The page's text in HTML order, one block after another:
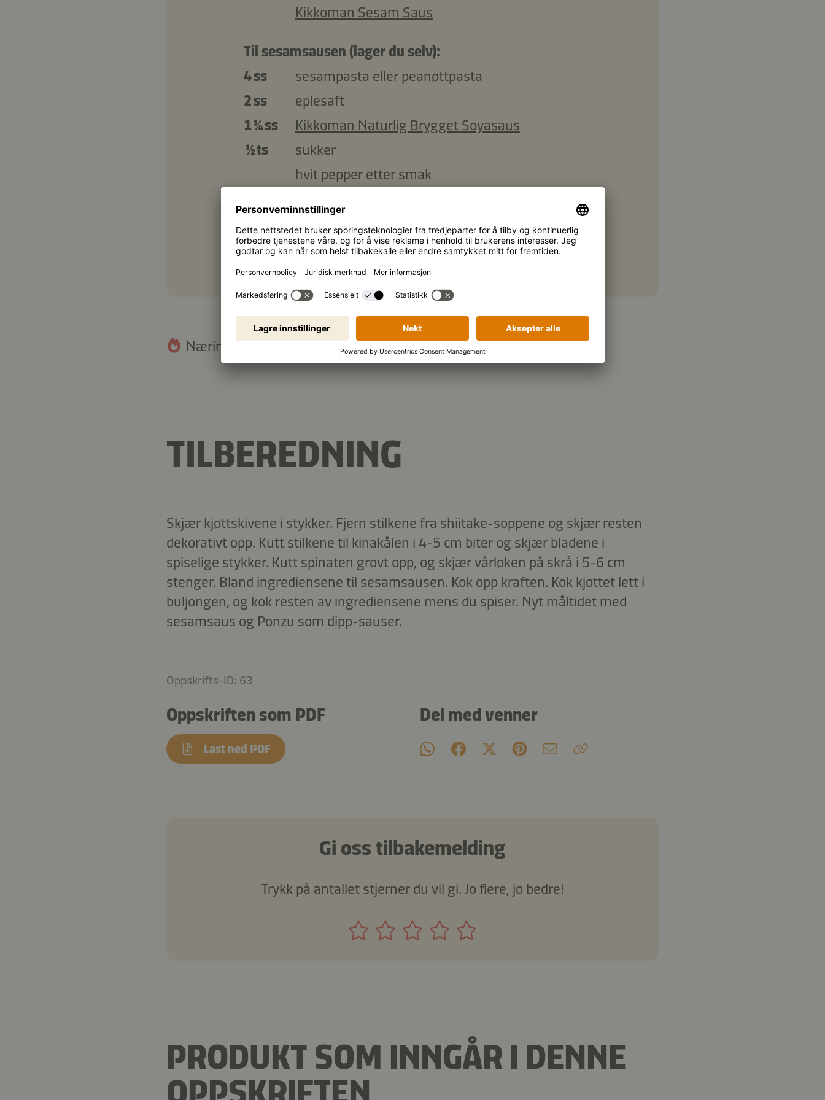
Kikkoman Sesam Saus
Til sesamsausen (lager du selv):
4 ss
sesampasta eller peanøttpasta
2 ss
eplesaft
1 ¼ ss
Kikkoman Naturlig Brygget Soyasaus
½ ts
sukker
hvit pepper etter smak
Kopier ingredienser
Næringsinnhold (per porsjon): 1.854 kJ/443 kcal
TILBEREDNING
Skjær kjøttskivene i stykker. Fjern stilkene fra shiitake-soppene og skjær resten
dekorativt opp. Kutt stilkene til kinakålen i 4-5 cm biter og skjær bladene i
spiselige stykker. Kutt spinaten grovt opp, og skjær vårløken på skrå i 5-6 cm
stenger. Bland ingrediensene til sesamsausen. Kok opp kraften. Kok kjøttet lett i
buljongen, og kok resten av ingrediensene mens du spiser. Nyt måltidet med
sesamsaus og Ponzu som dipp-sauser.
Oppskrifts-ID: 63
Oppskriften som PDF
Last ned PDF
Del med venner
Gi oss tilbakemelding
Trykk på antallet stjerner du vil gi. Jo flere, jo bedre!
PRODUKT SOM INNGÅR I DENNE